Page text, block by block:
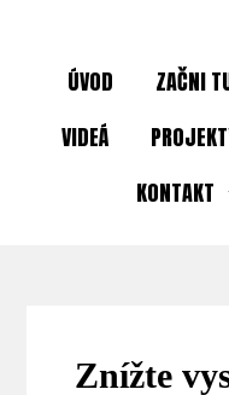
ÚVOD ZAČNI
VIDEÁ
KONTAKT
Znížte